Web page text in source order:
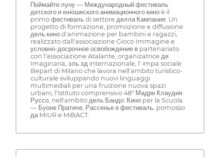
Поймайте луну — Международный фестиваль
детского и юношеского анимационного кино è il
primo фестиваль di settore делла Кампания. Un
progetto di formazione, promozione e diffusione
дель кино d'animazione per bambini e ragazzi,
realizzato dall'associazione Gioco Immagine e
условно-досрочное освобождение в partenariato
con l'associazione Atalante, organizatrice ди
Imaginaria, эль эд internazionale, l' impa sociale
Bepart di Milano che lavora nell'ambito turistico-
culturale sviluppando nuovi linguaggi
multimediali per una fruizione nuova spazi
urbani, l'Istituto comprensivo 48° Мадре Клаудия
Руссо, nell'ambito дель Бандо: Кино per la Scuola
— Буоне Пратиче, Рассенье е фестиваль, pomosso
да MIUR e MiBACT.